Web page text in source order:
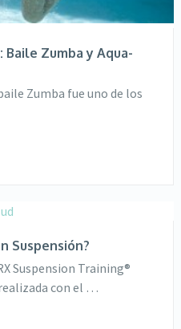
Zumba y Aqua-
Zumba fue uno de los
Suspensión?
Suspension Training®
con el …